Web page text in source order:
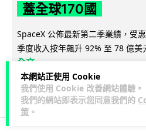
本網站正使用 Cookie
我們使用 Cookie 改善網站體驗。
我們的網站即表示您同意我們的
策 。
蓋全球170國
SpaceX 公佈最新第二季業績，受
季度收入按年飆升 92% 至 78 億美
全文
128 17 ↗ 分享